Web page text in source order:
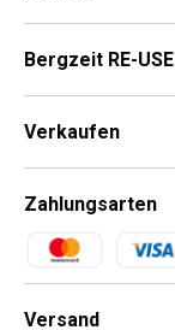
Bergzeit RE-USE
Verkaufen
Zahlungsarten
Zahlungsmethoden
Versand